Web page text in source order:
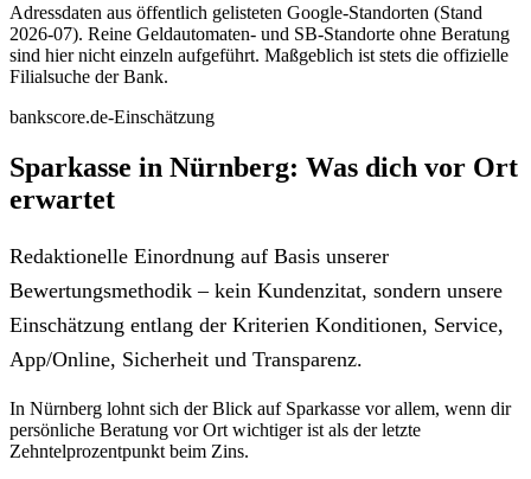
Adressdaten aus öffentlich gelisteten Google-Standorten (Stand
2026-07). Reine Geldautomaten- und SB-Standorte ohne Beratung
sind hier nicht einzeln aufgeführt. Maßgeblich ist stets die offizielle
Filialsuche der Bank.
bankscore.de-Einschätzung
Sparkasse in Nürnberg: Was dich vor Ort
erwartet
Redaktionelle Einordnung auf Basis unserer
Bewertungsmethodik – kein Kundenzitat, sondern unsere
Einschätzung entlang der Kriterien Konditionen, Service,
App/Online, Sicherheit und Transparenz.
In Nürnberg lohnt sich der Blick auf Sparkasse vor allem, wenn dir
persönliche Beratung vor Ort wichtiger ist als der letzte
Zehntelprozentpunkt beim Zins.